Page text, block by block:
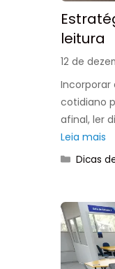
leitura
12 de
Incorporar
cotidiano
afinal, ler
Leia mais
Dicas